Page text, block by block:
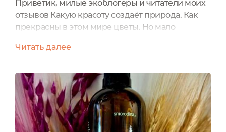
Приветик, милые экоблогеры и читатели моих
отзывов Какую красоту создаёт природа. Как
прекрасны в этом мире цветы. Но мало
их красоту можно направить на улучшение
своей красоты, стать столь же прекрасными.
Цветы также несут в себе огромную силу,
пользу, уникальные природные свойства. И как
получить этот чистый природный мощнейший
заряд нереальной пользы? Конечно...
Читать далее